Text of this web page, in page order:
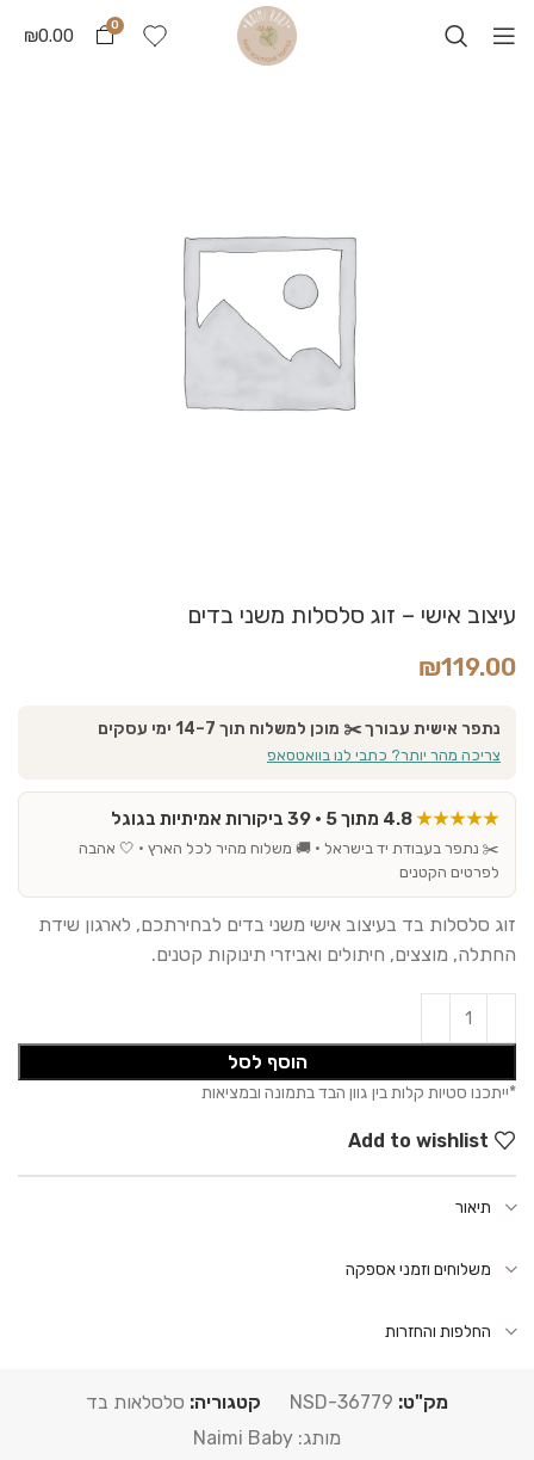
0
₪0.00
עיצוב אישי – זוג סלסלות משני בדים
₪119.00
נתפר אישית עבורך ✂️ מוכן למשלוח תוך 7–14 ימי עסקים
צריכה מהר יותר? כתבי לנו בוואטסאפ
★★★★★
✂️ נתפר בעבודת יד בישראל · 🚚 משלוח מהיר לכל הארץ · 🤍 אהבה
לפרטים הקטנים
זוג סלסלות בד בעיצוב אישי משני בדים לבחירתכם, לארגון שידת
החתלה, מוצצים, חיתולים ואביזרי תינוקות קטנים.
הוסף לסל
Add to wishlist
תיאור
משלוחים וזמני אספקה
החלפות והחזרות
מק"ט: NSD-36779 קטגוריה: סלסלאות בד
מותג: Naimi Baby